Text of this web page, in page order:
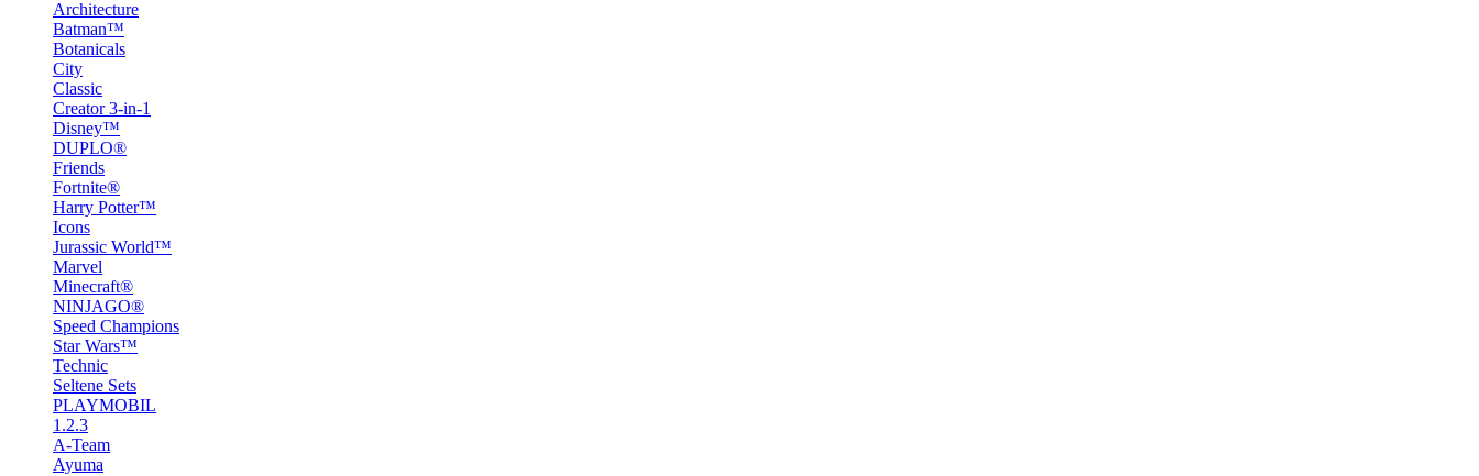
Architecture
Batman™
Botanicals
City
Classic
Creator 3-in-1
Disney™
DUPLO®
Friends
Fortnite®
Harry Potter™
Icons
Jurassic World™
Marvel
Minecraft®
NINJAGO®
Speed Champions
Star Wars™
Technic
Seltene Sets
PLAYMOBIL
1.2.3
A-Team
Ayuma